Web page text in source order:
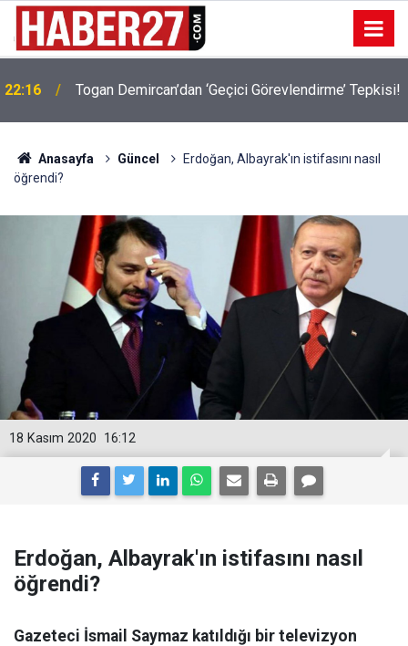
22:16 Togan Demircan’dan ‘Geçici Görevlendirme’ Tepkisi!
Anasayfa Güncel
Erdoğan, Albayrak'ın istifasını nasıl
öğrendi?
16:12
18 Kasım 2020
Erdoğan, Albayrak'ın istifasını nasıl
öğrendi?
Gazeteci İsmail Saymaz katıldığı bir televizyon